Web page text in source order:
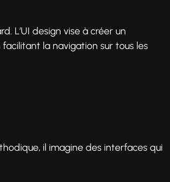
L’UI design vise à créer un
la navigation sur tous les
il imagine des interfaces qui